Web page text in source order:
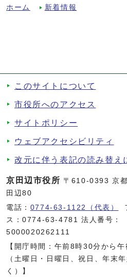
ホーム 新着情報
このサイトについて
市役所へのアクセス
サイトポリシー
ウェブアクセシビリティ
改元に伴う表記の読み替え
京田辺市役所 〒610-0393 京
田辺80
電話： 0774-63-1122（代表）
ス：0774-63-4781 法人番号：
5000020262111
【開庁時間：午前8時30分から
（土曜日・日曜日、祝日、年末
く）】